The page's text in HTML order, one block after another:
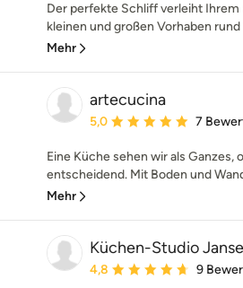
Der perfekte Schliff verleiht
kleinen und großen Vorhaben rund
Mehr
artecucina
Durchschnittliche
5,0 7
Eine Küche sehen wir als Ganzes,
entscheidend. Mit Boden und
Mehr
Küchen-Studio
Durchschnittliche
4,8 9